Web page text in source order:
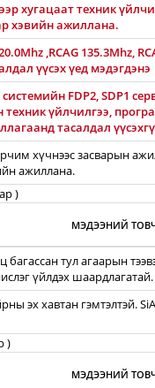
хугацаат техник
хэвийн ажиллана.
,RCAG 135.3Mhz,
үүсэх үед мэдэгдэнэ
FDP2, SDP1
техник үйлчилгээ,
тасалдал
хүчнээс засварын
ажиллана.
)
МЭДЭЭНИЙ
тул агаарын
үйлдэх шаардлагатай.
эх хавтан гэмтэлтэй.
)
МЭДЭЭНИЙ